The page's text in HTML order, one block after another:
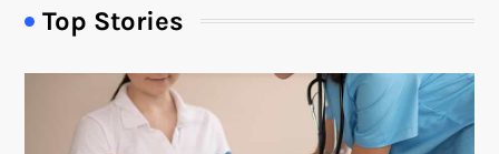
Top Stories